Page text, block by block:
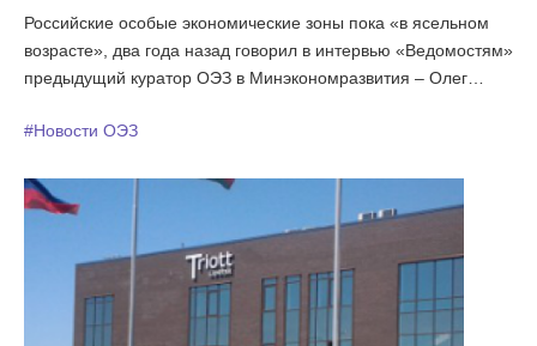
Российские особые экономические зоны пока «в ясельном
возрасте», два года назад говорил в интервью «Ведомостям»
предыдущий куратор ОЭЗ в Минэкономразвития – Олег
Крыма, работает над созданием зоны с особыми условиями,
которые по-прежнему на детской стадии развития, с ноября
прошлого года взращивает Александр Цыбульский. Интерес
к ОЭЗ не угасает, радуется он: новые инвесторы
регистрируются, несмотря на кризис и санкции, регионы
шлют заявки, а правительство с конца прошлого года
согласилось создать две новые зоны.
#Новости ОЭЗ